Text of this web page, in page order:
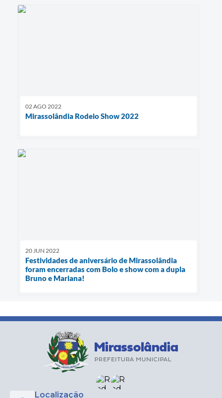
02 AGO 2022
Mirassolândia Rodeio Show 2022
20 JUN 2022
Festividades de aniversário de Mirassolândia
foram encerradas com Bolo e show com a dupla
Bruno e Mariana!
Localização